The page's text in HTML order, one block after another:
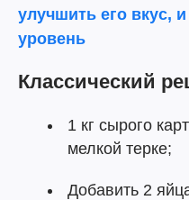
улучшить его вкус,
уровень
Классический
1 кг сырого
мелкой терке;
Добавить 2